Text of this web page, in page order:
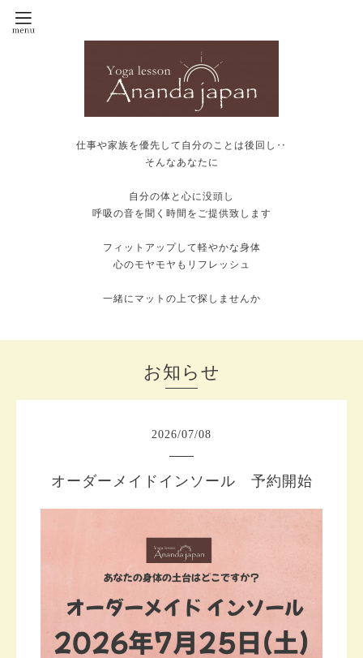
仕事や家族を優先して自分のことは後回し‥
そんなあなたに
自分の体と心に没頭し
呼吸の音を聞く時間をご提供致します
フィットアップして軽やかな身体
心のモヤモヤもリフレッシュ
一緒にマットの上で探しませんか
お知らせ
2026/07/08
オーダーメイドインソール 予約開始